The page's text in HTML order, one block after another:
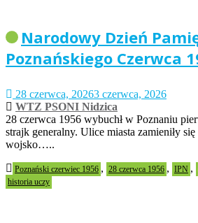
Narodowy Dzień
Poznańskiego Czerwca
28 czerwca, 20263 czerwca, 2026
WTZ PSONI Nidzica
28 czerwca 1956 wybuchł w Poznaniu
strajk generalny. Ulice miasta zamieniły
wojsko…..
Poznański czerwiec 1956 , 28 czerwca 1956 , IPN ,
historia uczy